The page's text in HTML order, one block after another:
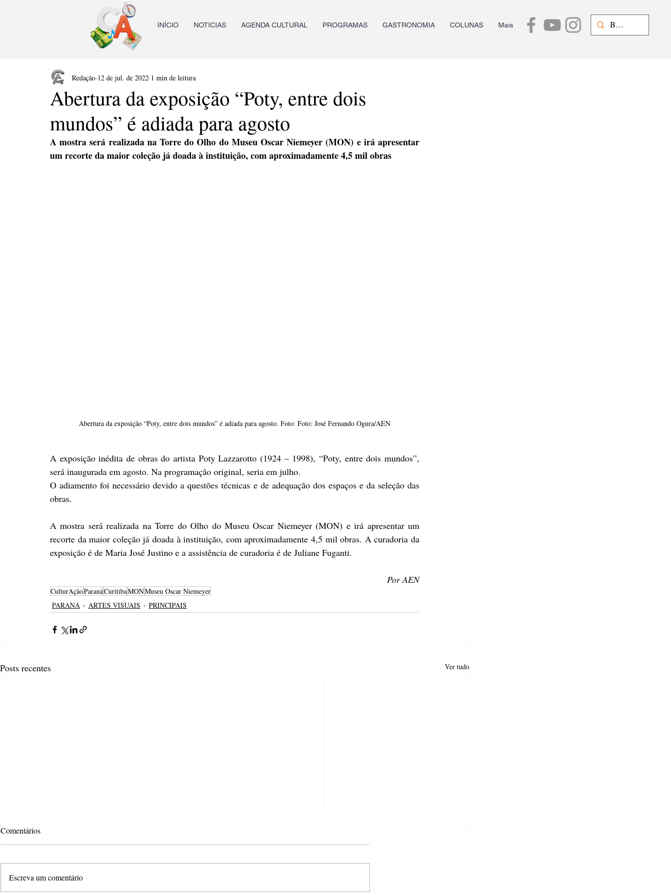
INÍCIO NOTICIAS AGENDA CULTURAL PROGRAMAS GASTRONOMIA COLUNAS Mais
Abertura da exposição “Poty, entre dois
mundos” é adiada para agosto
Redação 12 de jul. de 2022 1 min de leitura
A mostra será realizada na Torre do Olho do Museu Oscar Niemeyer (MON) e irá apresentar
um recorte da maior coleção já doada à instituição, com aproximadamente 4,5 mil obras
Abertura da exposição “Poty, entre dois mundos” é adiada para agosto. Foto: Foto: José Fernando Ogura/AEN
A exposição inédita de obras do artista Poty Lazzarotto (1924 – 1998), “Poty, entre dois mundos”,
será inaugurada em agosto. Na programação original, seria em julho.
O adiamento foi necessário devido a questões técnicas e de adequação dos espaços e da seleção das
obras.
A mostra será realizada na Torre do Olho do Museu Oscar Niemeyer (MON) e irá apresentar um
recorte da maior coleção já doada à instituição, com aproximadamente 4,5 mil obras. A curadoria da
exposição é de Maria José Justino e a assistência de curadoria é de Juliane Fuganti.
Por AEN
CulturAçãoParanáCuritibaMONMuseu Oscar Niemeyer
PARANÁ
ARTES VISUAIS PRINCIPAIS
Posts recentes Ver tudo
Comentários
Escreva um comentário